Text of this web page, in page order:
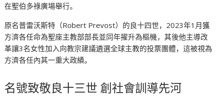
在聖伯多祿廣場舉行。
原名普雷沃斯特（Robert Prevost）的良十四世，2023年1月獲
方濟各任命為聖座主教部部長並同年擢升為樞機，其後他主導改
革讓3名女性加入向教宗建議遴選全球主教的投票團體，這被視為
方濟各任內其一重大政績。
名號致敬良十三世 創社會訓導先河